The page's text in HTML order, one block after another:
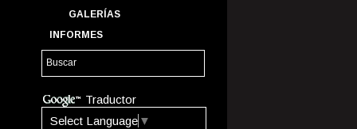
GALERÍAS
INFORMES
Traductor
Select Language ▼